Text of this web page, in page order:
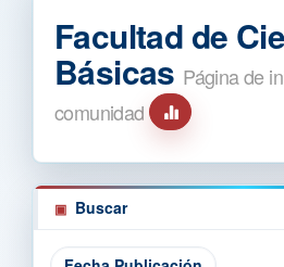
Facultad de
Básicas Página de
comunidad
Buscar